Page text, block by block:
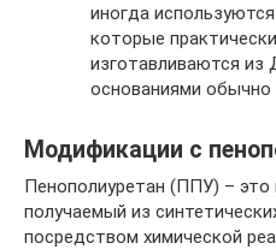
иногда
которые
изготавливаются
основаниями
Модификации с
Пенополиуретан (ППУ) – это
получаемый из
посредством химической